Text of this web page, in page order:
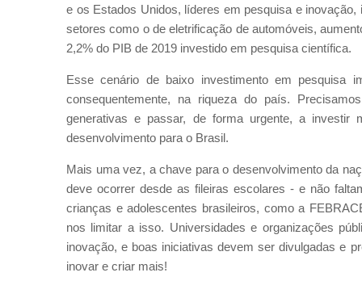
e os Estados Unidos, líderes em pesquisa e
setores como o de eletrificação de automóveis,
2,2% do PIB de 2019 investido em pesquisa científica.
Esse cenário de baixo investimento em pesquisa
consequentemente, na riqueza do país.
generativas e passar, de forma urgente, a investir
desenvolvimento para o Brasil.
Mais uma vez, a chave para o desenvolvimento da
deve ocorrer desde as fileiras escolares - e não
crianças e adolescentes brasileiros, como a
nos limitar a isso. Universidades e organizações
inovação, e boas iniciativas devem ser divulgadas e
inovar e criar mais!